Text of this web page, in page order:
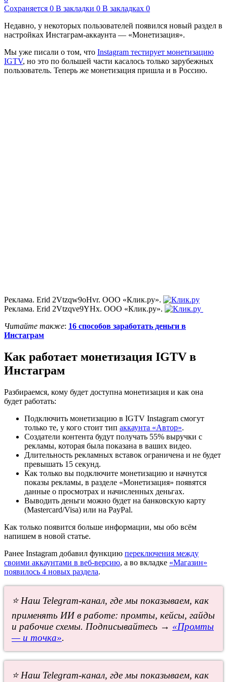
Сохраняется 0 В закладки 0 В закладках 0
Недавно, у некоторых пользователей появился новый раздел в
настройках Инстаграм-аккаунта — «Монетизация».
Мы уже писали о том, что Instagram тестирует монетизацию
IGTV, но это по большей части касалось только зарубежных
пользователь. Теперь же монетизация пришла и в Россию.
Реклама. Erid 2Vtzqw9oHvr. ООО «Клик.ру».
Реклама. Erid 2Vtzqve9YHx. ООО «Клик.ру».
Читайте также: 16 способов заработать деньги в
Инстаграм
Как работает монетизация IGTV в
Инстаграм
Разбираемся, кому будет доступна монетизация и как она
будет работать:
Подключить монетизацию в IGTV Instagram смогут
только те, у кого стоит тип аккаунта «Автор».
Создатели контента будут получать 55% выручки с
рекламы, которая была показана в ваших видео.
Длительность рекламных вставок ограничена и не будет
превышать 15 секунд.
Как только вы подключите монетизацию и начнутся
показы рекламы, в разделе «Монетизация» появятся
данные о просмотрах и начисленных деньгах.
Выводить деньги можно будет на банковскую карту
(Mastercard/Visa) или на PayPal.
Как только появится больше информации, мы обо всём
напишем в новой статье.
Ранее Instagram добавил функцию переключения между
своими аккаунтами в веб-версию, а во вкладке «Магазин»
появилось 4 новых раздела.
⭐ Наш Telegram-канал, где мы показываем, как
применять ИИ в работе: промты, кейсы, гайды
и рабочие схемы. Подписывайтесь → «Промты
— и точка».
⭐ Наш Telegram-канал, где мы показываем, как